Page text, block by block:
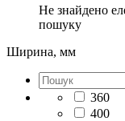
Не знайдено
пошуку
Ширина, мм
360
400